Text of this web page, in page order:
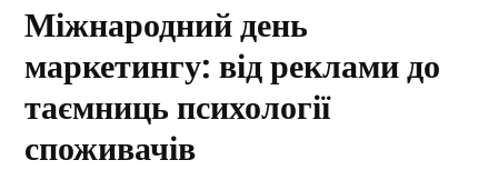
Міжнародний день
маркетингу: від реклами до
таємниць психології
споживачів